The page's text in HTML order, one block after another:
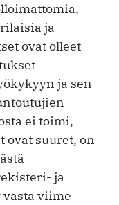
ja
ovat olleet
ja sen
ei toimi,
suuret, on
ja
viime